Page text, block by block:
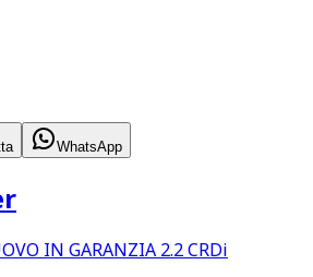
WhatsApp
IN GARANZIA 2.2 CRDi